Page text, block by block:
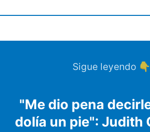
Sigue leyendo 👇